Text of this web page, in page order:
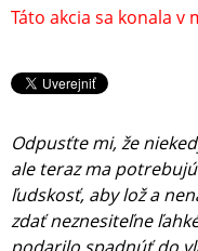
Táto akcia sa konala v
Odpusťte mi, že
ale teraz ma
ľudskosť, aby lož a
zdať neznesiteľne